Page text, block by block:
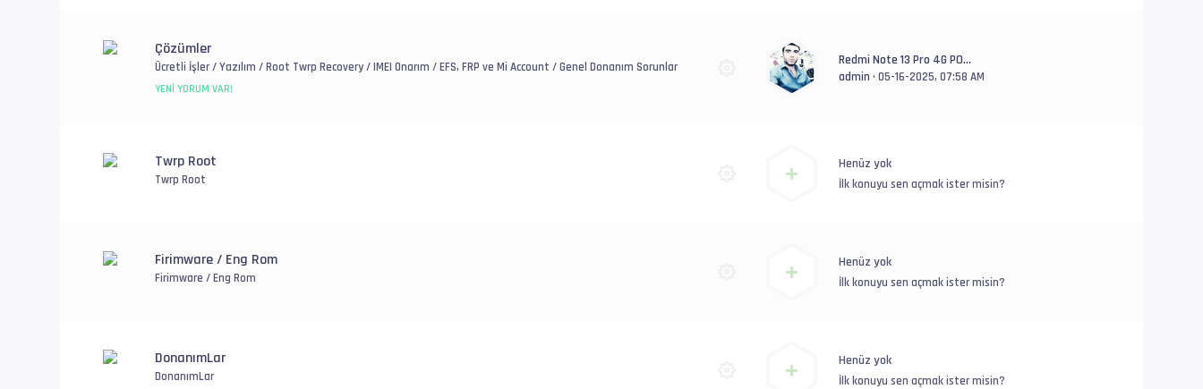
Çözümler
Ücretli İşler / Yazılım / Root Twrp Recovery / IMEI Onarım / EFS, FRP ve Mi Account / Genel Donanım Sorunlar
YENI YORUM VAR!
Redmi Note 13 Pro 4G PO...
admin • 05-16-2025, 07:58 AM
Twrp Root
Twrp Root
Henüz yok
İlk konuyu sen açmak ister misin?
Firimware / Eng Rom
Firimware / Eng Rom
Henüz yok
İlk konuyu sen açmak ister misin?
DonanımLar
DonanımLar
Henüz yok
İlk konuyu sen açmak ister misin?